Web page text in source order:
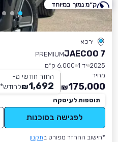
ירכא
JAECOO 7
PREMIUM
2025 יד 1
6,000 ק״מ
מחיר
175,000
₪
החזר חודשי מ-
1,692
₪לחודש*
תוספות לעיסקה
לפגישה בסוכנות
*חישוב ההחזר מפורט בתקנון
ק״מ נמוך במיוחד